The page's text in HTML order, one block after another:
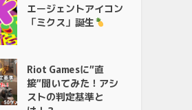
エージェントアイコン
「ミクス」誕生
Riot Gamesに”直
接”聞いてみた！アシ
ストの判定基準と